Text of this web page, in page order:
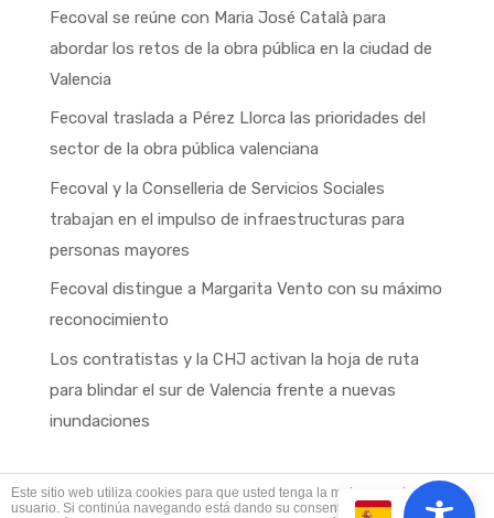
Fecoval se reúne con Maria José Català para
abordar los retos de la obra pública en la ciudad de
Valencia
Fecoval traslada a Pérez Llorca las prioridades del
sector de la obra pública valenciana
Fecoval y la Conselleria de Servicios Sociales
trabajan en el impulso de infraestructuras para
personas mayores
Fecoval distingue a Margarita Vento con su máximo
reconocimiento
Los contratistas y la CHJ activan la hoja de ruta
para blindar el sur de Valencia frente a nuevas
inundaciones
Este sitio web utiliza cookies para que usted tenga la mejor experiencia de
usuario. Si continúa navegando está dando su consentimiento para la